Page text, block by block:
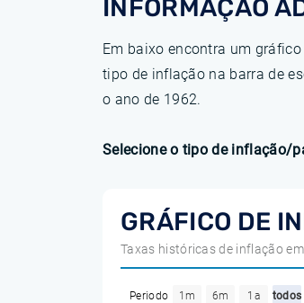
INFORMAÇÃO
Em baixo encontra um
tipo de inflação na barra de
o ano de 1962.
Selecione o tipo de inflação/
GRÁFICO DE
Taxas históricas de inflação
Periodo 1m 6m 1a todos